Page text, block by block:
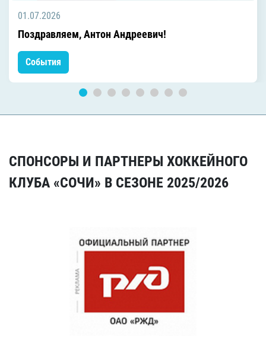
01.07.2026
Поздравляем, Антон Андреевич!
События
СПОНСОРЫ И ПАРТНЕРЫ ХОККЕЙНОГО
КЛУБА «СОЧИ» В СЕЗОНЕ 2025/2026